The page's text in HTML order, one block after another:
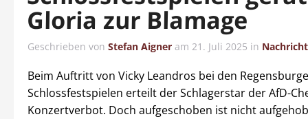
Gloria zur Blamage
Geschrieben von Stefan Aigner am 21. Juli 2025 in
Beim Auftritt von Vicky Leandros bei den
Schlossfestspielen erteilt der Schlagerstar der AfD-
Konzertverbot. Doch aufgeschoben ist nicht